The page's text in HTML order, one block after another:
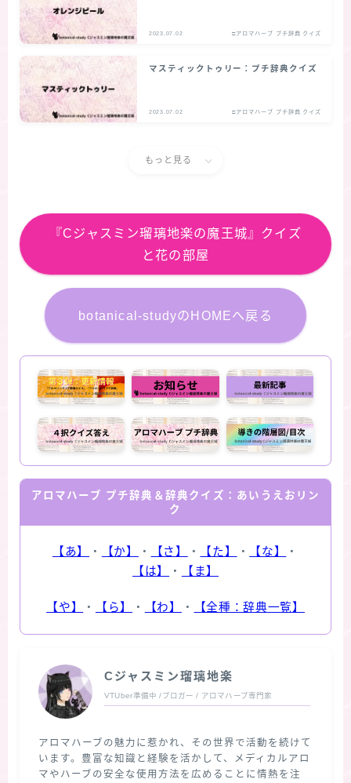
2023.07.02 □アロマハーブ プチ辞典 クイズ
マスティックトゥリー：プチ辞典クイズ
2023.07.02 □アロマハーブ プチ辞典 クイズ
もっと見る
『Cジャスミン瑠璃地楽の魔王城』クイズ
と花の部屋
botanical-studyのHOMEへ戻る
アロマハーブ プチ辞典＆辞典クイズ：あいうえおリン
ク
【あ】 ・ 【か】 ・ 【さ】 ・ 【た】 ・ 【な】
・
【は】
・ 【ま】
【や】 ・ 【ら】 ・ 【わ】 ・ 【全種：辞典一覧】
Cジャスミン瑠璃地楽
VTUber準備中 /ブロガー / アロマハーブ専門家
アロマハーブの魅力に惹かれ、その世界で活動を続けて
います。豊富な知識と経験を活かして、メディカルアロ
マやハーブの安全な使用方法を広めることに情熱を注